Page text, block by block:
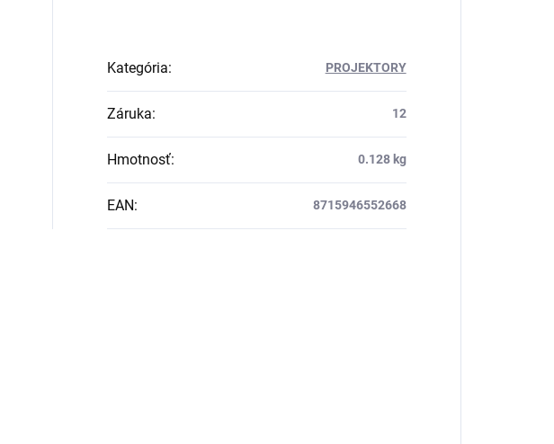
Kategória: PROJEKTORY
Záruka: 12
Hmotnosť: 0.128 kg
EAN: 8715946552668